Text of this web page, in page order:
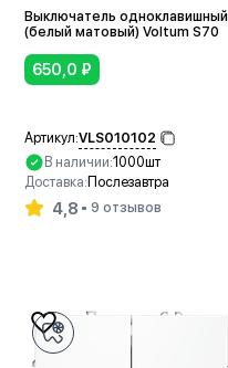
Выключатель одноклавишный
(белый матовый) Voltum S70
650,0 ₽
Артикул:VLS010102
В наличии:1000шт
Доставка: Послезавтра
4,8 9 отзывов